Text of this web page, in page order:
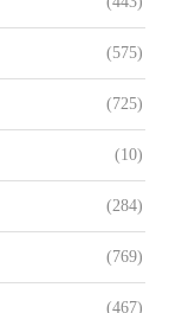
(575)
(725)
(10)
(284)
(769)
(467)